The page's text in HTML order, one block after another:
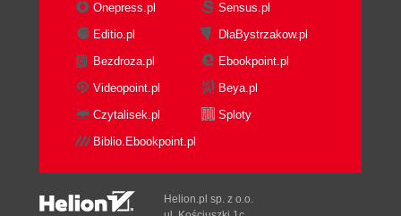
Onepress.pl
Sensus.pl
Editio.pl
DlaBystrzakow.pl
Bezdroza.pl
Ebookpoint.pl
Videopoint.pl
Beya.pl
Czytalisek.pl
Sploty
Biblio.Ebookpoint.pl
Helion.pl sp. z o.o.